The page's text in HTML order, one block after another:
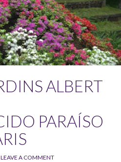
ALBERT
PARAÍSO
LEAVE A COMMENT